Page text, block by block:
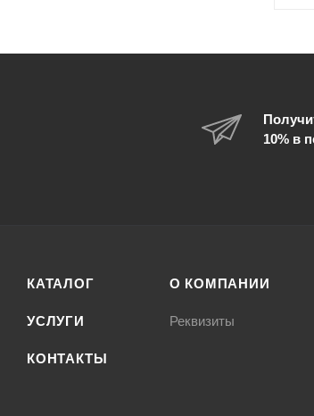
10% в
КАТАЛОГ
УСЛУГИ
КОНТАКТЫ
О КОМПАНИИ
Реквизиты